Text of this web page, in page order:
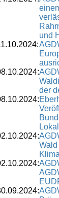
und
der